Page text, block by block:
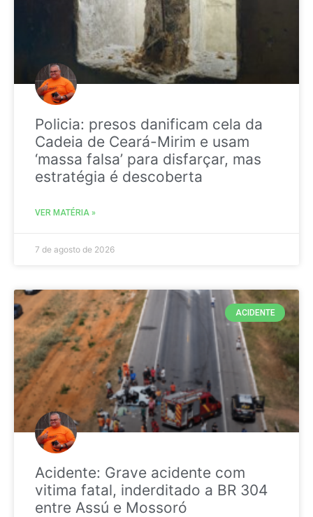
Policia: presos danificam cela da
Cadeia de Ceará-Mirim e usam
‘massa falsa’ para disfarçar, mas
estratégia é descoberta
VER MATÉRIA »
7 de agosto de 2026
ACIDENTE
Acidente: Grave acidente com
vitima fatal, inderditado a BR 304
entre Assú e Mossoró